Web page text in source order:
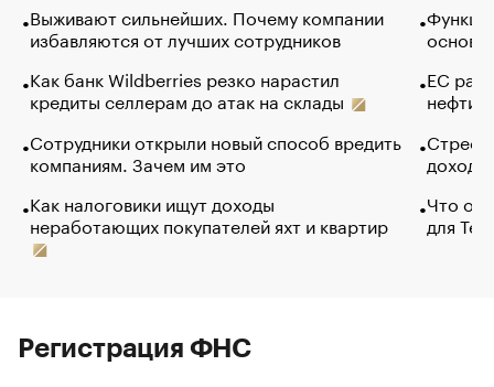
Выживают сильнейших. Почему компании
избавляются от лучших сотрудников
Как банк Wildberries резко нарастил
кредиты селлерам до атак на склады
Сотрудники открыли новый способ вредить
компаниям. Зачем им это
Как налоговики ищут доходы
неработающих покупателей яхт и квартир
основ
ЕС
нефти
Что
для
Регистрация ФНС